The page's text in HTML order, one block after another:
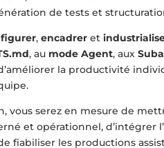
de tests et
,encadrer et
, au mode Agent, aux
la productivité
vous serez en mesure de
et opérationnel, d’intégrer
fiabiliser les productions